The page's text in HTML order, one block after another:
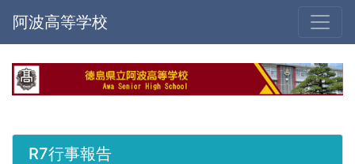
阿波高等学校
R7行事報告